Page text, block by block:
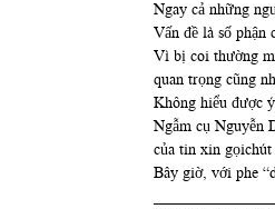
Ngay cả những
Vấn đề là số
Vì bị coi thường
quan trọng cũng
Không hiểu được
Ngẫm cụ Nguyễn
của tin xin gọichút
Bây giờ, với phe